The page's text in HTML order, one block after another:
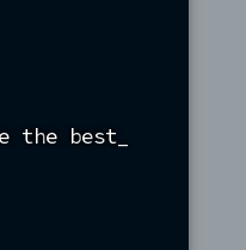
e the best